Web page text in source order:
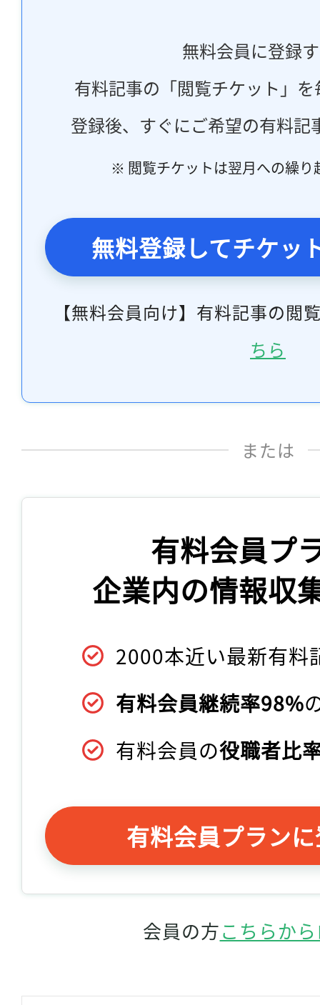
無料会員に登録
有料記事の「閲覧チケット」
登録後、すぐにご希望の有料記
※ 閲覧チケットは翌月への繰り
無料登録してチケッ
【無料会員向け】有料記事の閲
ちら
または
有料会員プ
企業内の情報収
2000本近い最新有料
有料会員継続率98%
有料会員の役職者比
有料会員プラン
会員の方こちらか